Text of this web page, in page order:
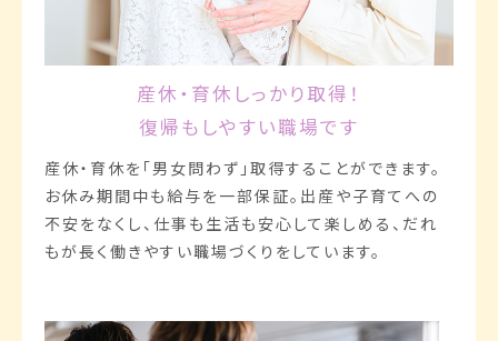
産休・育休しっかり取得！
復帰もしやすい職場です
産休・育休を「男女問わず」取得することができます。
お休み期間中も給与を一部保証。出産や子育てへの
不安をなくし、仕事も生活も安心して楽しめる、だれ
もが長く働きやすい職場づくりをしています。